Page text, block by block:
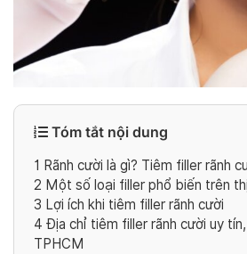
Tóm tắt nội dung
1 Rãnh cười là gì? Tiêm filler rãnh
2 Một số loại filler phổ biến trên
3 Lợi ích khi tiêm filler rãnh cười
4 Địa chỉ tiêm filler rãnh cười uy
TPHCM